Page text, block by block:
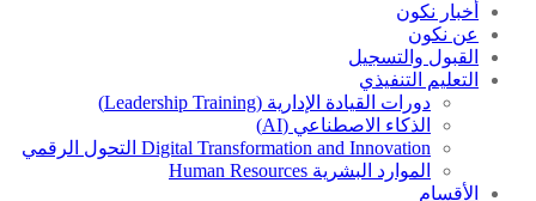
أخبار نكون
عن نكون
القبول والتسجيل
التعليم التنفيذي
دورات القيادة الإدارية (Leadership Training)
الذكاء الاصطناعي (AI)
Digital Transformation and Innovation التحول الرقمي
الموارد البشرية Human Resources
الأقسام